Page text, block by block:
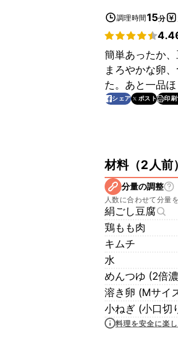
調理時間15分
簡単あったか
まろやかな卵
た。あと一品
シェア ポスト 印刷
材料（2人前）
分量の調整
人数に合わせて分量
絹ごし豆腐
鶏もも肉
キムチ
水
めんつゆ (2倍
溶き卵 (Mサイ
小ねぎ (小口切
料理を安全に楽